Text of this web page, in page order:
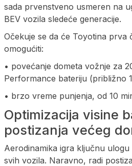
sada prvenstveno usmeren na
BEV vozila sledeće generacije.
Očekuje se da će Toyotina prva
omogućiti:
• povećanje dometa vožnje za
Performance bateriju (približno
• brzo vreme punjenja, od 10
Optimizacija visine
postizanja većeg
Aerodinamika igra ključnu
svih vozila. Naravno, radi